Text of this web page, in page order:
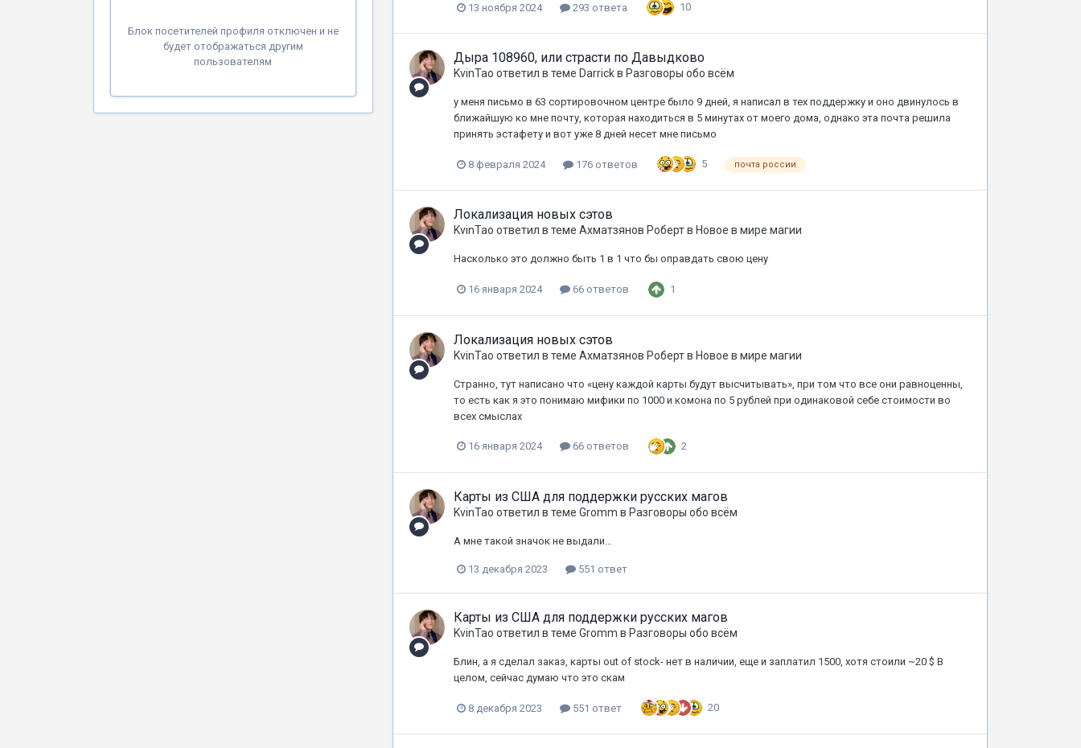
Блок посетителей профиля отключен и не
будет отображаться другим
пользователям
13 ноября 2024 293 ответа 10
Дыра 108960, или страсти по Давыдково
KvinTao ответил в теме Darrickв Разговоры обо всём
у меня письмо в 63 сортировочном центре было 9 дней, я написал в тех поддержку и оно двинулось в
ближайшую ко мне почту, которая находиться в 5 минутах от моего дома, однако эта почта решила
принять эстафету и вот уже 8 дней несет мне письмо
8 февраля 2024 176 ответов 5 почта россии
Локализация новых сэтов
KvinTao ответил в теме Ахматзянов Робертв Новое в мире магии
Насколько это должно быть 1 в 1 что бы оправдать свою цену
16 января 2024 66 ответов 1
Локализация новых сэтов
KvinTao ответил в теме Ахматзянов Робертв Новое в мире магии
Странно, тут написано что «цену каждой карты будут высчитывать», при том что все они равноценны,
то есть как я это понимаю мифики по 1000 и комона по 5 рублей при одинаковой себе стоимости во
всех смыслах
16 января 2024 66 ответов 2
Карты из США для поддержки русских магов
KvinTao ответил в теме Gromm в Разговоры обо всём
А мне такой значок не выдали…
13 декабря 2023 551 ответ
Карты из США для поддержки русских магов
KvinTao ответил в теме Gromm в Разговоры обо всём
Блин, а я сделал заказ, карты out of stock- нет в наличии, еще и заплатил 1500, хотя стоили ~20 $ В
целом, сейчас думаю что это скам
8 декабря 2023 551 ответ 20